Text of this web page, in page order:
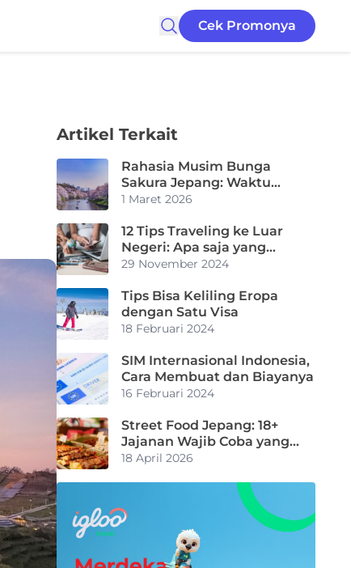
Cek Promonya
Artikel Terkait
Rahasia Musim Bunga
Sakura Jepang: Waktu
Terbaik, Spot Tersembunyi,
1 Maret 2026
12 Tips Traveling ke Luar
Negeri: Apa saja yang
Diperlukan?
29 November 2024
Tips Bisa Keliling Eropa
dengan Satu Visa
18 Februari 2024
SIM Internasional Indonesia,
Cara Membuat dan Biayanya
16 Februari 2024
Street Food Jepang: 18+
Jajanan Wajib Coba yang
Bikin Nagih!
18 April 2026